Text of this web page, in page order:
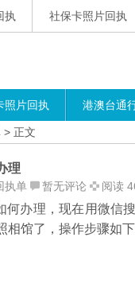
执 社保卡照片回执
照片回执 港澳台通
> 正文
理
执单 暂无评论 阅读
何办理，现在用微信
馆了，操作步骤如下